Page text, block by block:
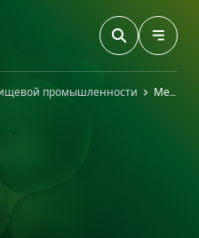
промышленности Меласса